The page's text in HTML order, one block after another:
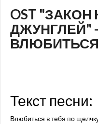
OST
ДЖУНГЛЕЙ" -
Текст песни:
Влюбиться в тебя по